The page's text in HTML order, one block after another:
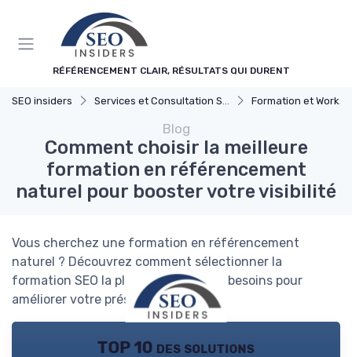
RÉFÉRENCEMENT CLAIR, RÉSULTATS QUI DURENT
SEO insiders Services et Consultation SEO Formation et
Blog
Comment choisir la meilleure
formation en référencement
naturel pour booster votre visibilité
Vous cherchez une formation en référencement
naturel ? Découvrez comment sélectionner la
formation SEO la plus adaptée à vos besoins pour
améliorer votre présence en ligne.
TOP 10 des solutions
Panneau de gestion des cookies